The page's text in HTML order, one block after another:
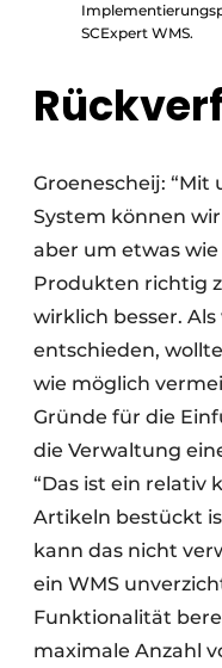
SCExpert WMS.
Groenescheij: “Mit
System können
aber um etwas
Produkten richtig
wirklich besser.
entschieden,
wie möglich
Gründe für die
die Verwaltung
“Das ist ein relativ
Artikeln bestückt
kann das nicht
ein WMS
Funktionalität
maximale Anzahl